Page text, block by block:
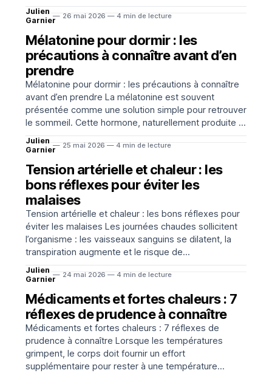
transportés au chaud, cuisson parfois incomplète,
ustensiles partagés et fumées proches du visage.
Julien
Garnier
26 mai 2026 — 4 min de lecture
Mélatonine pour dormir : les
précautions à connaître avant d’en
prendre
Mélatonine pour dormir : les précautions à connaître
avant d’en prendre La mélatonine est souvent
présentée comme une solution simple pour retrouver
le sommeil. Cette hormone, naturellement produite le
soir par l’organisme, participe au réglage de l’horloge
biologique. Sous forme de complément ou de
Julien
Garnier
25 mai 2026 — 4 min de lecture
Tension artérielle et chaleur : les
bons réflexes pour éviter les
malaises
Tension artérielle et chaleur : les bons réflexes pour
éviter les malaises Les journées chaudes sollicitent
l’organisme : les vaisseaux sanguins se dilatent, la
transpiration augmente et le risque de
déshydratation progresse. Chez certaines
personnes, notamment en cas d’hypertension, de
ces changements peuvent favoriser
Julien
Garnier
24 mai 2026 — 4 min de lecture
Médicaments et fortes chaleurs : 7
réflexes de prudence à connaître
Médicaments et fortes chaleurs : 7 réflexes de
prudence à connaître Lorsque les températures
grimpent, le corps doit fournir un effort
supplémentaire pour rester à une température